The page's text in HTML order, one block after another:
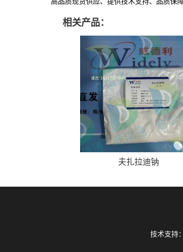
高品质现货供应、提供技术支持、品质保
相关产品：
夫扎拉迪钠
技术支持：